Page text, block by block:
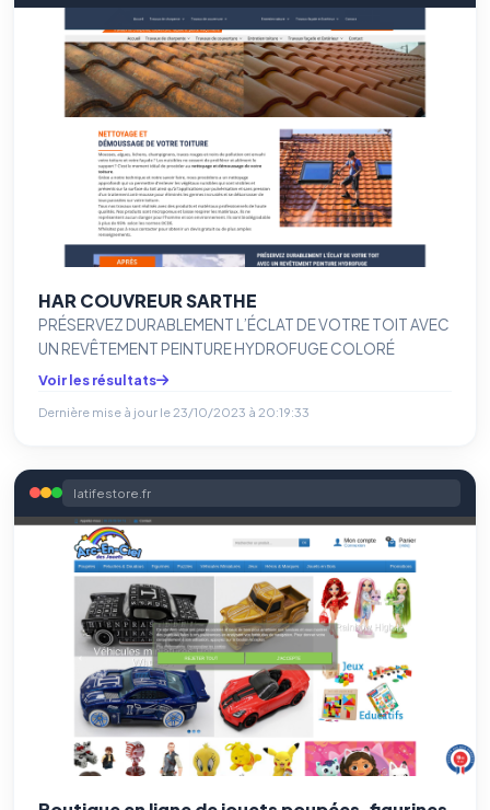
HAR COUVREUR SARTHE
PRÉSERVEZ DURABLEMENT L’ÉCLAT DE VOTRE TOIT AVEC
UN REVÊTEMENT PEINTURE HYDROFUGE COLORÉ
Voir les résultats
Dernière mise à jour le 23/10/2023 à 20:19:33
latifestore.fr